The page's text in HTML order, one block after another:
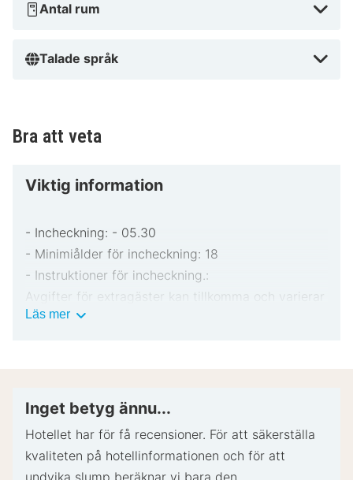
Antal rum
Talade språk
Bra att veta
Viktig information
- Incheckning: - 05.30
- Minimiålder för incheckning: 18
- Instruktioner för incheckning.:
Avgifter för extragäster kan tillkomma och varierar
i enlighet med boendets policy.
Särskilda önskemål erbjuds i mån av tillgång vid
incheckning och kan medföra ytterligare avgifter.
Särskilda önskemål kan inte garanteras.
Boendet accepterar kreditkort och kontanter.
Läs merViktig
Inget betyg ännu...
Hotellet har för få recensioner. För att säkerställa
kvaliteten på hotellinformationen och för att
undvika slump beräknar vi bara den